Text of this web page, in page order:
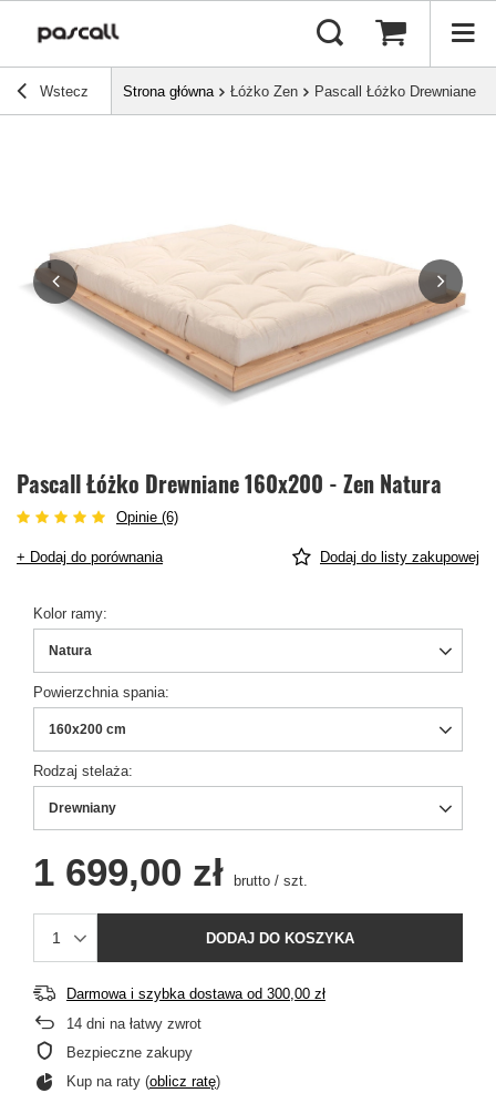
Wstecz Strona główna Łóżko Zen Pascall Łóżko Drewniane
Pascall Łóżko Drewniane 160x200 - Zen Natura
Opinie (6)
+ Dodaj do porównania Dodaj do listy zakupowej
Kolor ramy
Natura
Powierzchnia spania
160x200 cm
Rodzaj stelaża
Drewniany
1 699,00 zł brutto / szt.
DODAJ DO KOSZYKA
Darmowa i szybka dostawaod 300,00 zł
14 dni na łatwy zwrot
Bezpieczne zakupy
Kup na raty (oblicz ratę)